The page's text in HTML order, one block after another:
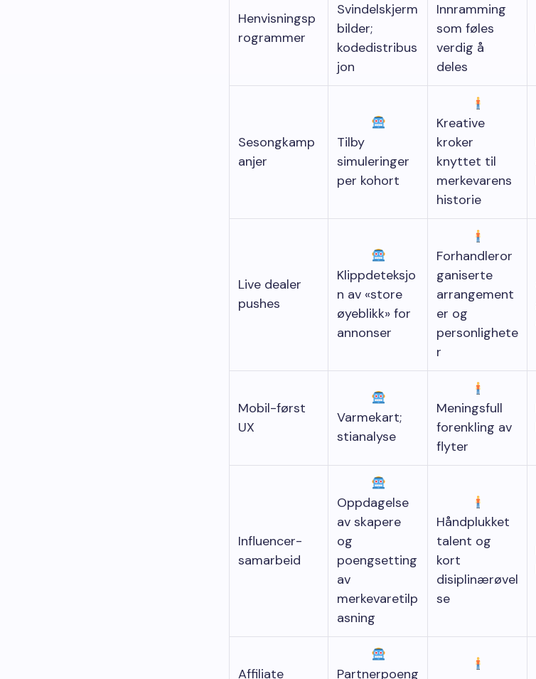
Henvisningsp
rogrammer
Svindelskjerm
bilder;
kodedistribus
jon
Innramming
som føles
verdig å
deles
Sesongkamp
anjer
Tilby
simuleringer
per kohort
Kreative
kroker
knyttet til
merkevarens
historie
Live dealer
pushes
Klippdeteksjo
n av «store
øyeblikk» for
annonser
Forhandleror
ganiserte
arrangement
er og
personlighete
r
Mobil-først
UX
Varmekart;
stianalyse
Meningsfull
forenkling av
flyter
Influencer-
samarbeid
Oppdagelse
av skapere
og
poengsetting
av
merkevaretilp
asning
Håndplukket
talent og
kort
disiplinærøvel
se
Affiliate Partnerpoeng